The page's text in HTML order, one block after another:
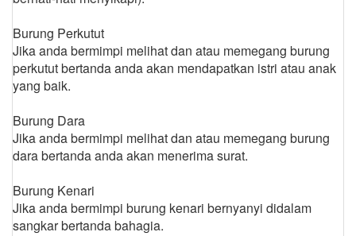
Burung Perkutut
Jika anda bermimpi melihat dan atau memegang burung
perkutut bertanda anda akan mendapatkan istri atau anak
yang baik.
Burung Dara
Jika anda bermimpi melihat dan atau memegang burung
dara bertanda anda akan menerima surat.
Burung Kenari
Jika anda bermimpi burung kenari bernyanyi didalam
sangkar bertanda bahagia.